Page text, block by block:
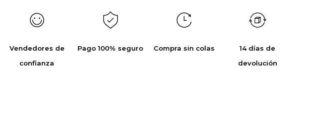
Vendedores de
confianza
Pago 100% seguro Compra sin colas
14 días de
devolución